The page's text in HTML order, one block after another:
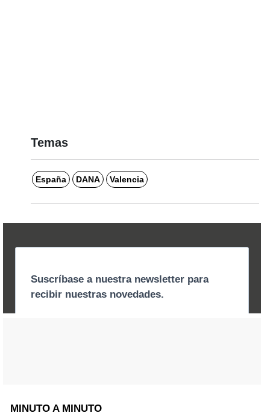
Temas
España DANA Valencia
MINUTO A MINUTO